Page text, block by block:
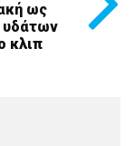
ως
υδάτων
κλιπ